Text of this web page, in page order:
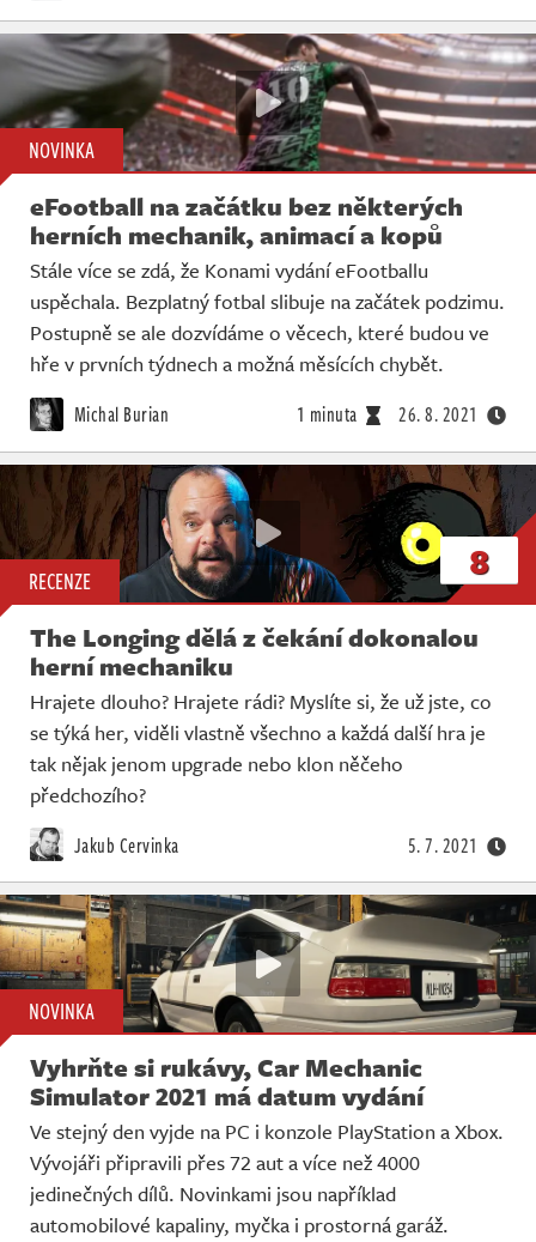
NOVINKA
eFootball na začátku bez některých
herních mechanik, animací a kopů
Stále více se zdá, že Konami vydání eFootballu
uspěchala. Bezplatný fotbal slibuje na začátek podzimu.
Postupně se ale dozvídáme o věcech, které budou ve
hře v prvních týdnech a možná měsících chybět.
Michal Burian 1 minuta 26. 8. 2021
RECENZE 8
The Longing dělá z čekání dokonalou
herní mechaniku
Hrajete dlouho? Hrajete rádi? Myslíte si, že už jste, co
se týká her, viděli vlastně všechno a každá další hra je
tak nějak jenom upgrade nebo klon něčeho
předchozího?
Jakub Cervinka 5. 7. 2021
NOVINKA
Vyhrňte si rukávy, Car Mechanic
Simulator 2021 má datum vydání
Ve stejný den vyjde na PC i konzole PlayStation a Xbox.
Vývojáři připravili přes 72 aut a více než 4000
jedinečných dílů. Novinkami jsou například
automobilové kapaliny, myčka i prostorná garáž.